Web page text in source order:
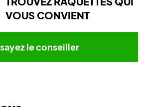
VOUS CONVIENT
le conseiller